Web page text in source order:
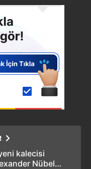
kalecisi
Nübel